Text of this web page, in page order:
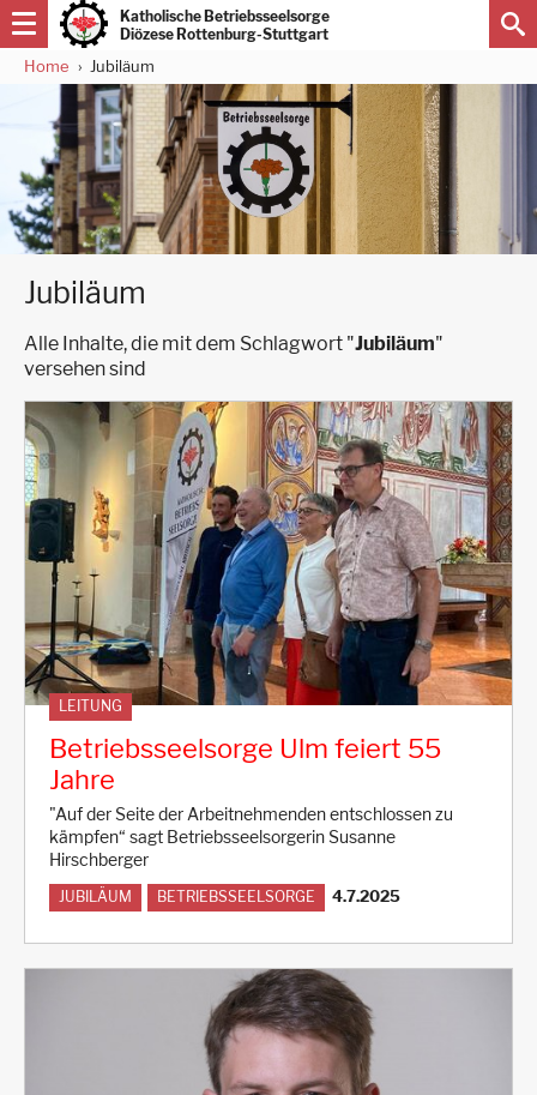
Direkt
zum
Inhalt
Katholische Betriebsseelsorge
Diözese Rottenburg-Stuttgart
Home Jubiläum
Jubiläum
Alle Inhalte, die mit dem Schlagwort "Jubiläum"
versehen sind
LEITUNG
Betriebsseelsorge Ulm feiert 55
Jahre
"Auf der Seite der Arbeitnehmenden entschlossen zu
kämpfen“ sagt Betriebsseelsorgerin Susanne
Hirschberger
JUBILÄUM BETRIEBSSEELSORGE 4.7.2025